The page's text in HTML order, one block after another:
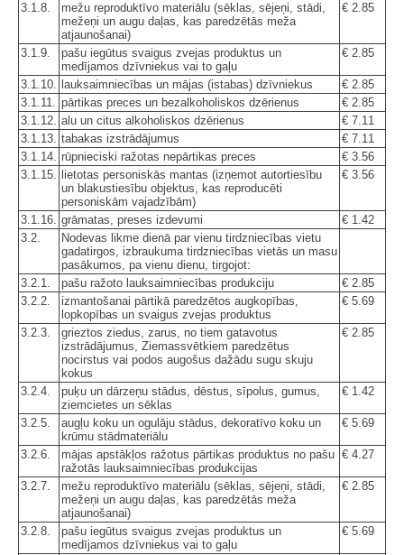
3.1.8.
mežu reproduktīvo materiālu (sēklas, sējeņi, stādi,
mežeņi un augu daļas, kas paredzētās meža
atjaunošanai)
€ 2.85
3.1.9.
pašu iegūtus svaigus zvejas produktus un
medījamos dzīvniekus vai to gaļu
€ 2.85
3.1.10. lauksaimniecības un mājas (istabas) dzīvniekus
€ 2.85
3.1.11. pārtikas preces un bezalkoholiskos dzērienus
€ 2.85
3.1.12. alu un citus alkoholiskos dzērienus
€ 7.11
3.1.13. tabakas izstrādājumus
€ 7.11
3.1.14. rūpnieciski ražotas nepārtikas preces
€ 3.56
3.1.15. lietotas personiskās mantas (izņemot autortiesību
un blakustiesību objektus, kas reproducēti
personiskām vajadzībām)
€ 3.56
3.1.16. grāmatas, preses izdevumi
€ 1.42
3.2.
Nodevas likme dienā par vienu tirdzniecības vietu
gadatirgos, izbraukuma tirdzniecības vietās un masu
pasākumos, pa vienu dienu, tirgojot:
3.2.1.
pašu ražoto lauksaimniecības produkciju
€ 2.85
3.2.2.
izmantošanai pārtikā paredzētos augkopības,
lopkopības un svaigus zvejas produktus
€ 5.69
3.2.3.
grieztos ziedus, zarus, no tiem gatavotus
izstrādājumus, Ziemassvētkiem paredzētus
nocirstus vai podos augošus dažādu sugu skuju
kokus
€ 2.85
3.2.4.
puķu un dārzeņu stādus, dēstus, sīpolus, gumus,
ziemcietes un sēklas
€ 1.42
3.2.5.
augļu koku un ogulāju stādus, dekoratīvo koku un
krūmu stādmateriālu
€ 5.69
3.2.6.
mājas apstākļos ražotus pārtikas produktus no pašu
ražotās lauksaimniecības produkcijas
€ 4.27
3.2.7.
mežu reproduktīvo materiālu (sēklas, sējeņi, stādi,
mežeņi un augu daļas, kas paredzētās meža
atjaunošanai)
€ 2.85
3.2.8.
pašu iegūtus svaigus zvejas produktus un
medījamos dzīvniekus vai to gaļu
€ 5.69